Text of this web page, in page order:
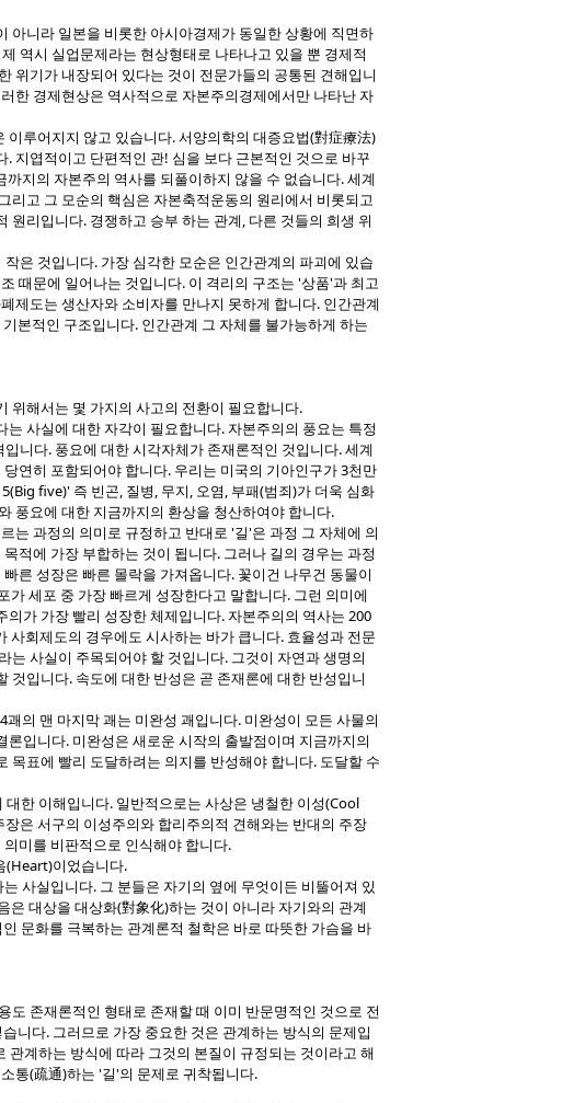
아니라 일본을 비롯한 아시아경제가 동일한 상황에 직면하
역시 실업문제라는 현상형태로 나타나고 있을 뿐 경제적
위기가 내장되어 있다는 것이 전문가들의 공통된 견해입니
한 경제현상은 역사적으로 자본주의경제에서만 나타난 자
루어지지 않고 있습니다. 서양의학의 대증요법(對症療法)
지엽적이고 단편적인 관! 심을 보다 근본적인 것으로 바꾸
지의 자본주의 역사를 되풀이하지 않을 수 없습니다. 세계
리고 그 모순의 핵심은 자본축적운동의 원리에서 비롯되고
리입니다. 경쟁하고 승부 하는 관계, 다른 것들의 희생 위
은 것입니다. 가장 심각한 모순은 인간관계의 파괴에 있습
때문에 일어나는 것입니다. 이 격리의 구조는 '상품'과 최고
제도는 생산자와 소비자를 만나지 못하게 합니다. 인간관계
본적인 구조입니다. 인간관계 그 자체를 불가능하게 하는
위해서는 몇 가지의 사고의 전환이 필요합니다.
사실에 대한 자각이 필요합니다. 자본주의의 풍요는 특정
니다. 풍요에 대한 시각자체가 존재론적인 것입니다. 세계
연히 포함되어야 합니다. 우리는 미국의 기아인구가 3천만
five)' 즉 빈곤, 질병, 무지, 오염, 부패(범죄)가 더욱 심화
풍요에 대한 지금까지의 환상을 청산하여야 합니다.
과정의 의미로 규정하고 반대로 '길'은 과정 그 자체에 의
적에 가장 부합하는 것이 됩니다. 그러나 길의 경우는 과정
른 성장은 빠른 몰락을 가져옵니다. 꽃이건 나무건 동물이
세포 중 가장 빠르게 성장한다고 말합니다. 그런 의미에
가 가장 빨리 성장한 체제입니다. 자본주의의 역사는 200
회제도의 경우에도 시사하는 바가 큽니다. 효율성과 전문
사실이 주목되어야 할 것입니다. 그것이 자연과 생명의
입니다. 속도에 대한 반성은 곧 존재론에 대한 반성입니
의 맨 마지막 괘는 미완성 괘입니다. 미완성이 모든 사물의
입니다. 미완성은 새로운 시작의 출발점이며 지금까지의
표에 빨리 도달하려는 의지를 반성해야 합니다. 도달할 수
한 이해입니다. 일반적으로는 사상은 냉철한 이성(Cool
은 서구의 이성주의와 합리주의적 견해와는 반대의 주장
미를 비판적으로 인식해야 합니다.
(Heart)이었습니다.
사실입니다. 그 분들은 자기의 옆에 무엇이든 비뚤어져 있
대상을 대상화(對象化)하는 것이 아니라 자기와의 관계
문화를 극복하는 관계론적 철학은 바로 따뜻한 가슴을 바
존재론적인 형태로 존재할 때 이미 반문명적인 것으로 전
니다. 그러므로 가장 중요한 것은 관계하는 방식의 문제입
계하는 방식에 따라 그것의 본질이 규정되는 것이라고 해
통(疏通)하는 '길'의 문제로 귀착됩니다.